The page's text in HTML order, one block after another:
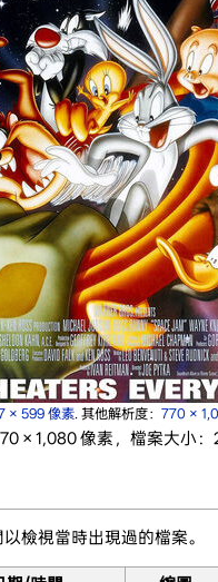
× 599 像素. 其他解析度： 770 ×
× 1,080 像素，檔案大小
檢視當時出現過的檔案。